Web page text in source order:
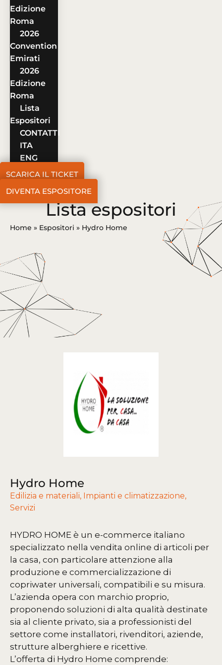
Edizione
Roma
2026
Convention
Emirati
2026
Edizione
Roma
Lista
Espositori
CONTATTI
ITA
ENG
SCARICA IL TICKET
DIVENTA ESPOSITORE
Lista espositori
Home » Espositori » Hydro Home
Hydro Home
Edilizia e materiali, Impianti e climatizzazione,
Servizi
HYDRO HOME è un e-commerce italiano
specializzato nella vendita online di articoli per
la casa, con particolare attenzione alla
produzione e commercializzazione di
copriwater universali, compatibili e su misura.
L’azienda opera con marchio proprio,
proponendo soluzioni di alta qualità destinate
sia al cliente privato, sia a professionisti del
settore come installatori, rivenditori, aziende,
strutture alberghiere e ricettive.
L’offerta di Hydro Home comprende: